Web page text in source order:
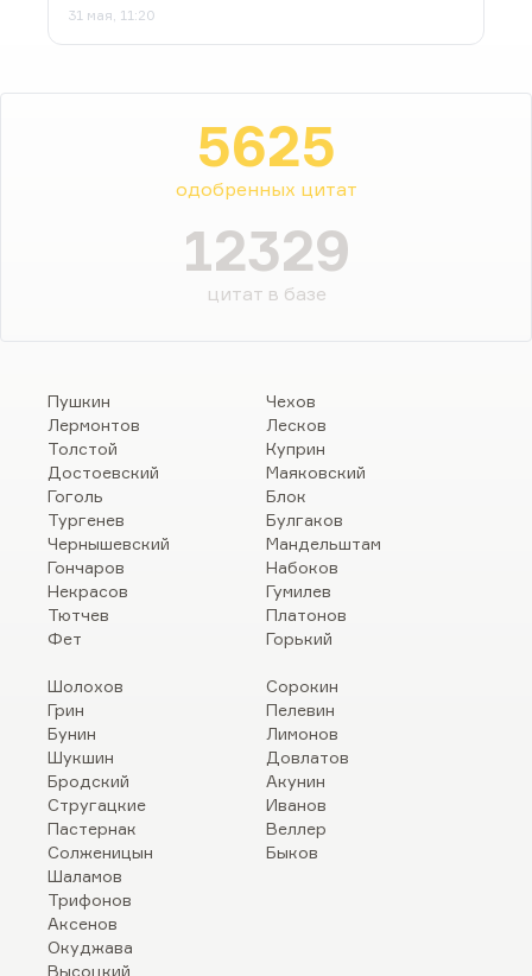
31 мая, 11:20
5625
одобренных цитат
12329
цитат в базе
Пушкин
Лермонтов
Толстой
Достоевский
Гоголь
Тургенев
Чернышевский
Гончаров
Некрасов
Тютчев
Фет
Чехов
Лесков
Куприн
Маяковский
Блок
Булгаков
Мандельштам
Набоков
Гумилев
Платонов
Горький
Шолохов
Грин
Бунин
Шукшин
Бродский
Стругацкие
Пастернак
Солженицын
Шаламов
Трифонов
Аксенов
Окуджава
Высоцкий
Сорокин
Пелевин
Лимонов
Довлатов
Акунин
Иванов
Веллер
Быков